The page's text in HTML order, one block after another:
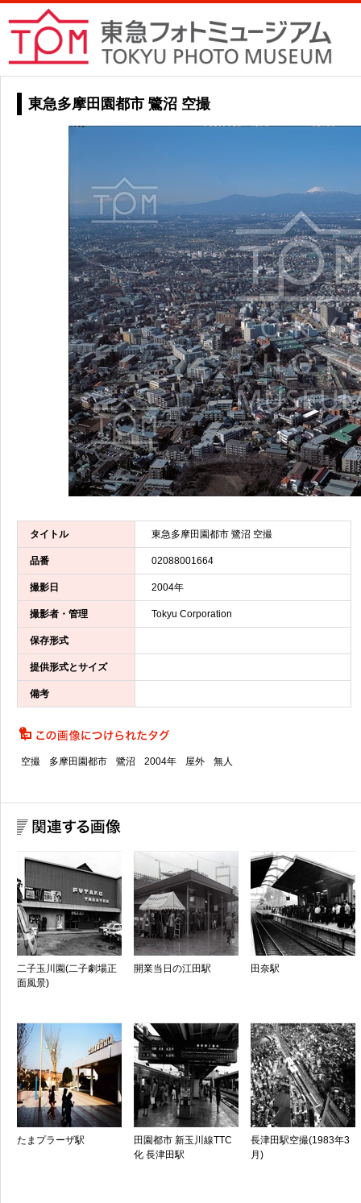
東急多摩田園都市 鷺沼 空撮
タイトル 東急多摩田園都市 鷺沼 空撮
品番 02088001664
撮影日 2004年
撮影者・管理 Tokyu Corporation
保存形式
提供形式とサイズ
備考
空撮 多摩田園都市 鷺沼 2004年 屋外 無人
二子玉川園(二子劇場正
面風景)
開業当日の江田駅 田奈駅
たまプラーザ駅
田園都市 新玉川線TTC
化 長津田駅
長津田駅空撮(1983年3
月)